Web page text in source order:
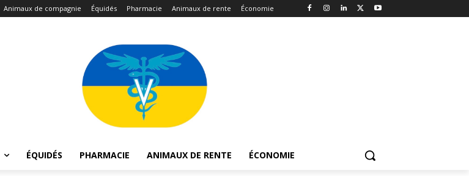
Animaux de compagnie Équidés Pharmacie Animaux de rente Économie
ÉQUIDÉS PHARMACIE ANIMAUX DE RENTE ÉCONOMIE